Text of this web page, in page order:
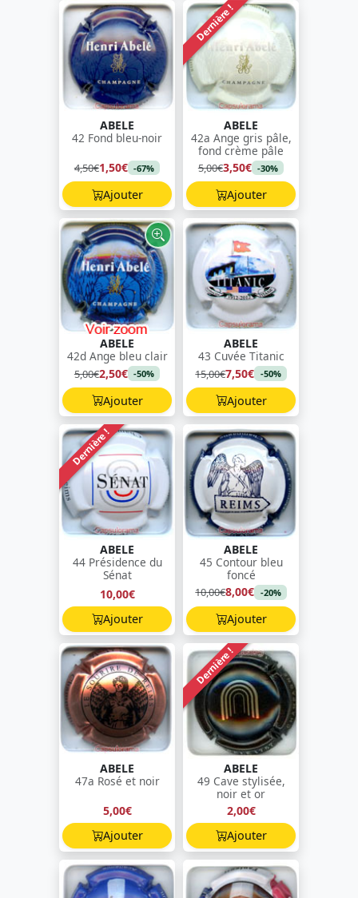
ABELE
42 Fond bleu-noir
4,50€1,50€ -67%
Ajouter
Dernière !
ABELE
42a Ange gris pâle,
fond crème pâle
5,00€3,50€ -30%
Ajouter
ABELE
42d Ange bleu clair
5,00€2,50€ -50%
Ajouter
ABELE
43 Cuvée Titanic
15,00€7,50€ -50%
Ajouter
Dernière !
ABELE
44 Présidence du
Sénat
10,00€
Ajouter
ABELE
45 Contour bleu
foncé
10,00€8,00€ -20%
Ajouter
ABELE
47a Rosé et noir
5,00€
Ajouter
Dernière !
ABELE
49 Cave stylisée,
noir et or
2,00€
Ajouter